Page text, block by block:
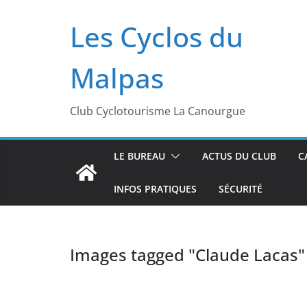
Les Cyclos du
Malpas
Club Cyclotourisme La Canourgue
LE BUREAU ACTUS DU CLUB
INFOS PRATIQUES SÉCURITÉ
Images tagged "Claude Lacas"